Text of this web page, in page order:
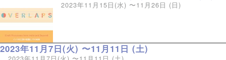
2023年11月15日(水) 〜11月26日 (日)
2023年11月7日(火) 〜11月11日 (土)